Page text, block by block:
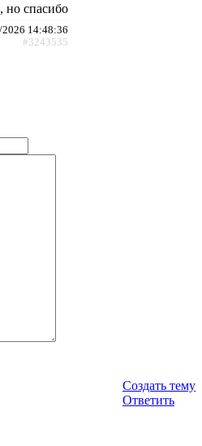
но спасибо
14:48:36
#3243535
Создать тему
Ответить